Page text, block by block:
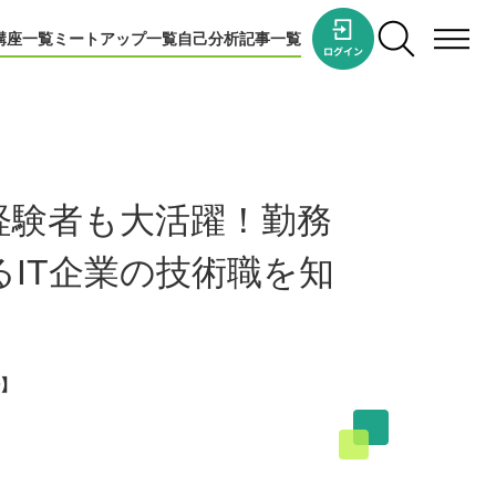
座一覧ミートアップ一覧自己分析記事一覧
験者も大活躍！勤務
IT企業の技術職を知